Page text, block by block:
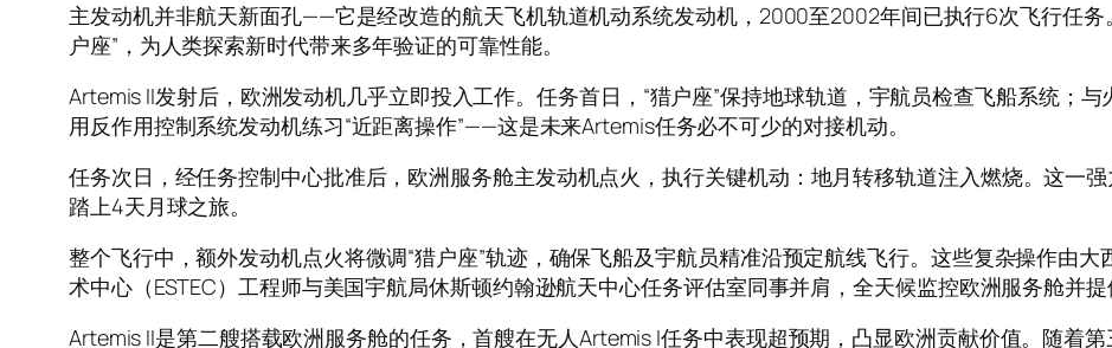
主发动机并非航天新面孔——它是经改造的航天飞机轨道机动系统发动机，2000至2002年间已执行6次飞行任务
户座”，为人类探索新时代带来多年验证的可靠性能。
Artemis II发射后，欧洲发动机几乎立即投入工作。任务首日，“猎户座”保持地球轨道，宇航员检查飞船系统；
用反作用控制系统发动机练习“近距离操作”——这是未来Artemis任务必不可少的对接机动。
任务次日，经任务控制中心批准后，欧洲服务舱主发动机点火，执行关键机动：地月转移轨道注入燃烧。这一
踏上4天月球之旅。
整个飞行中，额外发动机点火将微调“猎户座”轨迹，确保飞船及宇航员精准沿预定航线飞行。这些复杂操作由
术中心（ESTEC）工程师与美国宇航局休斯顿约翰逊航天中心任务评估室同事并肩，全天候监控欧洲服务舱并提
Artemis II是第二艘搭载欧洲服务舱的任务，首艘在无人Artemis I任务中表现超预期，凸显欧洲贡献价值。随着